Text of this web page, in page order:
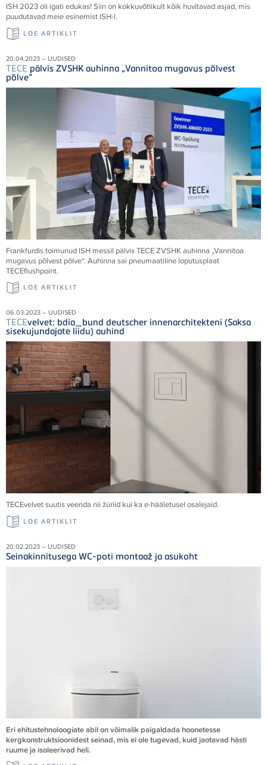
ISH 2023 oli igati edukas! Siin on kokkuvõtlikult kõik huvitavad asjad, mis
puudutavad meie esinemist ISH-l.
LOE ARTIKLIT
20.04.2023 – UUDISED
TECE pälvis ZVSHK auhinna „Vannitoa mugavus põlvest
põlve“
Frankfurdis toimunud ISH messil pälvisTECEZVSHK auhinna „Vannitoa
mugavus põlvest põlve“. Auhinna sai pneumaatiline loputusplaat
TECEflushpoint.
LOE ARTIKLIT
06.03.2023 – UUDISED
TECEvelvet: bdia_bund deutscher innenarchitekteni (Saksa
sisekujundajate liidu) auhind
TECEvelvet suutis veenda nii žüriid kui ka e-hääletusel osalejaid.
LOE ARTIKLIT
20.02.2023 – UUDISED
Seinakinnitusega WC-poti montaaž ja asukoht
Eri ehitustehnoloogiate abil on võimalik paigaldada hoonetesse
kergkonstruktsioonidest seinad, mis ei ole tugevad, kuid jaotavad hästi
ruume ja isoleerivad heli.